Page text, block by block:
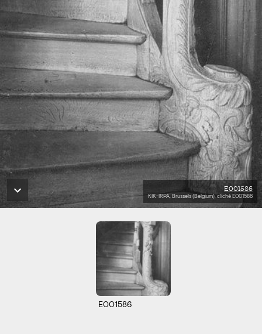
E001586
KIK-IRPA, Brussels (Belgium), cliché E001586
E001586